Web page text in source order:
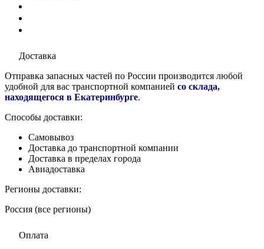
Доставка
Отправка запасных частей по России производится любой
удобной для вас транспортной компанией со склада,
находящегося в Екатеринбурге.
Способы доставки:
Самовывоз
Доставка до транспортной компании
Доставка в пределах города
Авиадоставка
Регионы доставки:
Россия (все регионы)
Оплата